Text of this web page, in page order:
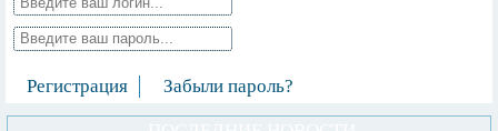
Регистрация Забыли пароль?